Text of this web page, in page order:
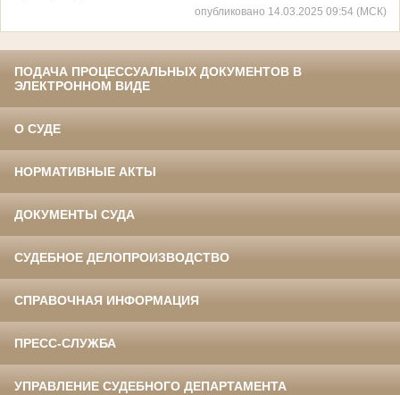
опубликовано 14.03.2025 09:54 (МСК)
ПОДАЧА ПРОЦЕССУАЛЬНЫХ ДОКУМЕНТОВ В
ЭЛЕКТРОННОМ ВИДЕ
О СУДЕ
НОРМАТИВНЫЕ АКТЫ
ДОКУМЕНТЫ СУДА
СУДЕБНОЕ ДЕЛОПРОИЗВОДСТВО
СПРАВОЧНАЯ ИНФОРМАЦИЯ
ПРЕСС-СЛУЖБА
УПРАВЛЕНИЕ СУДЕБНОГО ДЕПАРТАМЕНТА